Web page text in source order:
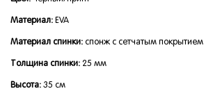
Материал: EVA
Материал спинки: спонж с сетчатым покрытием
Толщина спинки: 25 мм
Высота: 35 см